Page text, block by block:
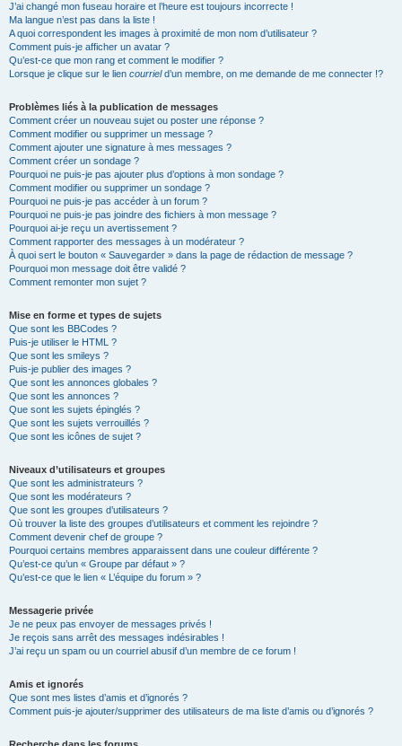
J’ai changé mon fuseau horaire et l’heure est toujours incorrecte !
Ma langue n’est pas dans la liste !
A quoi correspondent les images à proximité de mon nom d’utilisateur ?
Comment puis-je afficher un avatar ?
Qu’est-ce que mon rang et comment le modifier ?
Lorsque je clique sur le lien courrield’un membre, on me demande de me connecter !?
Problèmes liés à la publication de messages
Comment créer un nouveau sujet ou poster une réponse ?
Comment modifier ou supprimer un message ?
Comment ajouter une signature à mes messages ?
Comment créer un sondage ?
Pourquoi ne puis-je pas ajouter plus d’options à mon sondage ?
Comment modifier ou supprimer un sondage ?
Pourquoi ne puis-je pas accéder à un forum ?
Pourquoi ne puis-je pas joindre des fichiers à mon message ?
Pourquoi ai-je reçu un avertissement ?
Comment rapporter des messages à un modérateur ?
À quoi sert le bouton « Sauvegarder » dans la page de rédaction de message ?
Pourquoi mon message doit être validé ?
Comment remonter mon sujet ?
Mise en forme et types de sujets
Que sont les BBCodes ?
Puis-je utiliser le HTML ?
Que sont les smileys ?
Puis-je publier des images ?
Que sont les annonces globales ?
Que sont les annonces ?
Que sont les sujets épinglés ?
Que sont les sujets verrouillés ?
Que sont les icônes de sujet ?
Niveaux d’utilisateurs et groupes
Que sont les administrateurs ?
Que sont les modérateurs ?
Que sont les groupes d’utilisateurs ?
Où trouver la liste des groupes d’utilisateurs et comment les rejoindre ?
Comment devenir chef de groupe ?
Pourquoi certains membres apparaissent dans une couleur différente ?
Qu’est-ce qu’un « Groupe par défaut » ?
Qu’est-ce que le lien « L’équipe du forum » ?
Messagerie privée
Je ne peux pas envoyer de messages privés !
Je reçois sans arrêt des messages indésirables !
J’ai reçu un spam ou un courriel abusif d’un membre de ce forum !
Amis et ignorés
Que sont mes listes d’amis et d’ignorés ?
Comment puis-je ajouter/supprimer des utilisateurs de ma liste d’amis ou d’ignorés ?